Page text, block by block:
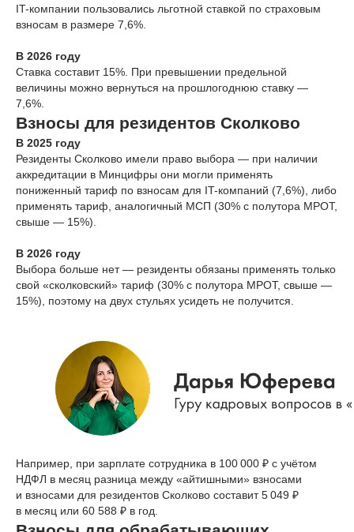
IT-компании пользовались льготной ставкой по страховым
взносам в размере 7,6%.
В 2026 году
Ставка составит 15%. При превышении предельной
величины можно вернуться на прошлогоднюю ставку —
7,6%.
Взносы для резидентов Сколково
В 2025 году
Резиденты Сколково имели право выбора — при наличии
аккредитации в Минцифры они могли применять
пониженный тариф по взносам для IT-компаний (7,6%), либо
применять тариф, аналогичный МСП (30% с полутора МРОТ,
свыше — 15%).
В 2026 году
Выбора больше нет — резиденты обязаны применять только
свой «сколковский» тариф (30% с полутора МРОТ, свыше —
15%), поэтому на двух стульях усидеть не получится.
Например, при зарплате сотрудника в 100 000 ₽ с учётом
НДФЛ в месяц разница между «айтишными» взносами
и взносами для резидентов Сколково составит 5 049 ₽
в месяц или 60 588 ₽ в год.